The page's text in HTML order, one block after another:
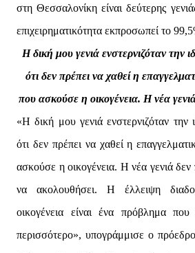
στη Θεσσαλονίκη είναι δεύτερης
επιχειρηματικότητα εκπροσωπεί το
Η δική μου γενιά ενστερνιζόταν την
ότι δεν πρέπει να χαθεί η
που ασκούσε η οικογένεια. Η νέα
«Η δική μου γενιά ενστερνιζόταν την
ότι δεν πρέπει να χαθεί η
ασκούσε η οικογένεια. Η νέα γενιά δεν
να ακολουθήσει. Η έλλειψη
οικογένεια είναι ένα πρόβλημα
περισσότερο», υπογράμμισε ο